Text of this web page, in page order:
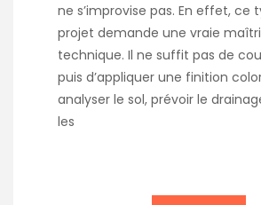
ne s’improvise pas. En effet, ce
projet demande une vraie
technique. Il ne suffit pas de
puis d’appliquer une finition
analyser le sol, prévoir le
les